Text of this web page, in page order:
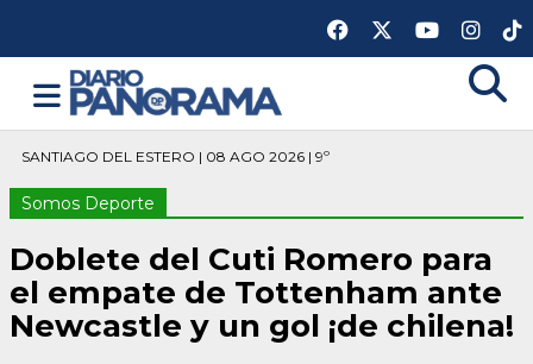
SANTIAGO DEL ESTERO | 08 AGO 2026 | 9º
Somos Deporte
Doblete del Cuti Romero para
el empate de Tottenham ante
Newcastle y un gol ¡de chilena!